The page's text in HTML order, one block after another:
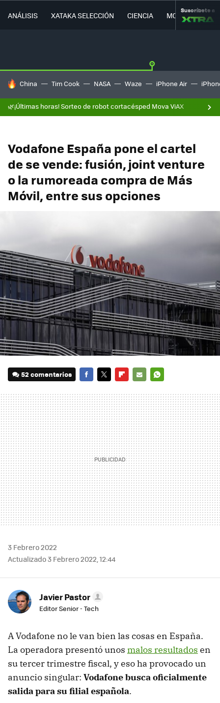
ANÁLISIS XATAKA SELECCIÓN CIENCIA MOVILIDAD
Suscríbete a
HOY SE HABLA DE
China Tim Cook NASA Waze iPhone Air
🌿¡Últimas horas! Sorteo de robot cortacésped Mova ViAX
Vodafone España pone el cartel
de se vende: fusión, joint venture
o la rumoreada compra de Más
Móvil, entre sus opciones
52 comentarios
MAIL
3 Febrero 2022
Actualizado 3 Febrero 2022, 12:44
Javier Pastor
Editor Senior - Tech
A Vodafone no le van bien las cosas en España.
La operadora presentó unos malos resultados en
su tercer trimestre fiscal, y eso ha provocado un
anuncio singular: Vodafone busca oficialmente
salida para su filial española.